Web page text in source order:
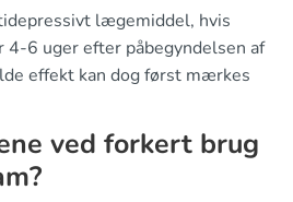
lægemiddel, hvis
4-6 uger efter påbegyndelsen af
effekt kan dog først mærkes
ved forkert brug